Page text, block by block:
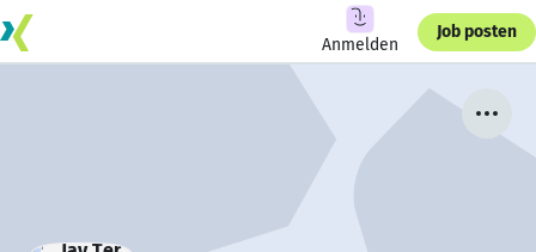
Anmelden
Job posten